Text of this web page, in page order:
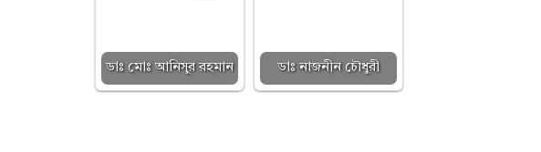
ডাঃ মোঃ আনিসুর রহমান ডাঃ নাজনীন চৌধুরী